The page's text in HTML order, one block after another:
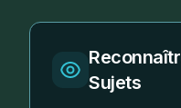
Sujets